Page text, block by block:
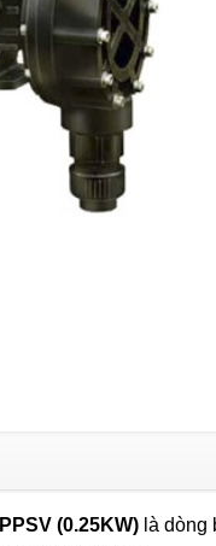
(0.25KW)là dòng